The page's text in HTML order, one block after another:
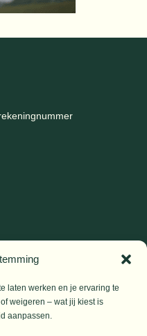
laten werken en je ervaring te
weigeren – wat jij kiest is
aanpassen.
Ronald de Jong,Aart